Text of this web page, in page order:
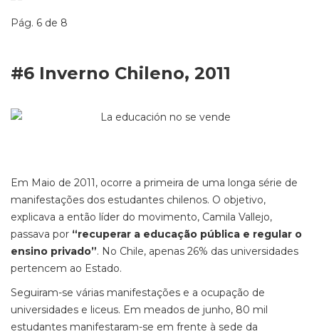
Pág. 6 de 8
#6 Inverno Chileno, 2011
Em Maio de 2011, ocorre a primeira de uma longa série de
manifestações dos estudantes chilenos. O objetivo,
explicava a então líder do movimento, Camila Vallejo,
passava por “recuperar a educação pública e regular o
ensino privado”. No Chile, apenas 26% das universidades
pertencem ao Estado.
Seguiram-se várias manifestações e a ocupação de
universidades e liceus. Em meados de junho, 80 mil
estudantes manifestaram-se em frente à sede da